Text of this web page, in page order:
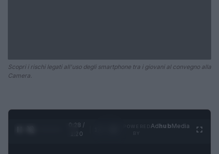
Scopri i rischi legati all'uso degli smartphone tra i giovani al convegno alla
Camera.
0:29 /
1:20
AdhubMedia